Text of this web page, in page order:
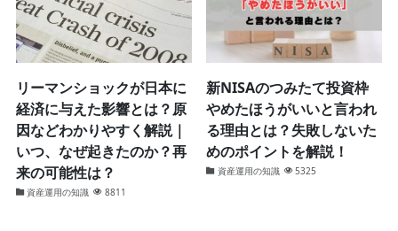
リーマンショックが日本に
経済に与えた影響とは？原
因などわかりやすく解説｜
いつ、なぜ起きたのか？再
来の可能性は？
資産運用の知識 8811
新NISAのつみたて投資枠
やめたほうがいいと言われ
る理由とは？失敗しないた
めのポイントを解説！
資産運用の知識 5325